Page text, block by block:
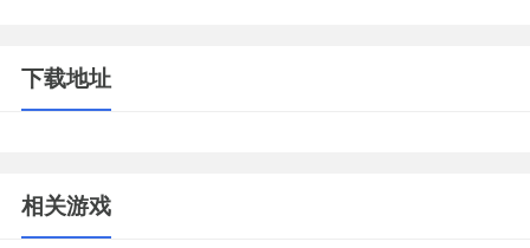
下载地址
相关游戏